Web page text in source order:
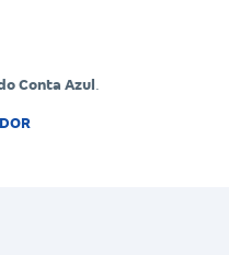
Conta Azul